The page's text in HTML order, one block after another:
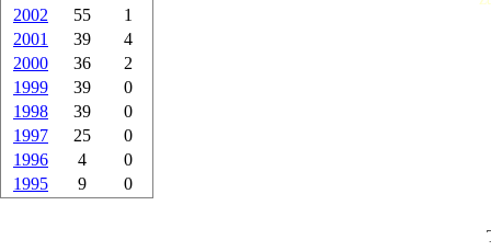
2002
55
1
2001
39
4
2000
36
2
1999
39
0
1998
39
0
1997
25
0
1996
4
0
1995
9 0